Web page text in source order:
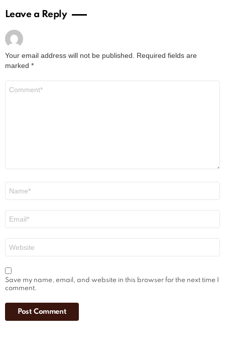
Leave a Reply
Your email address will not be published.
Required fields are
marked *
Save my name, email, and website in this browser for the next time I
comment.